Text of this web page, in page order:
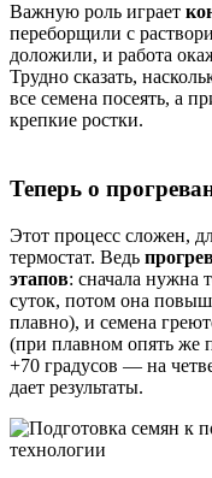
Важную роль играет
переборщили с
доложили, и работа
Трудно сказать,
все семена посеять, а
крепкие ростки.
Теперь о
Этот процесс сложен,
термостат. Ведь
этапов: сначала нужна
суток, потом она
плавно), и семена
(при плавном опять же
+70 градусов — на
дает результаты.